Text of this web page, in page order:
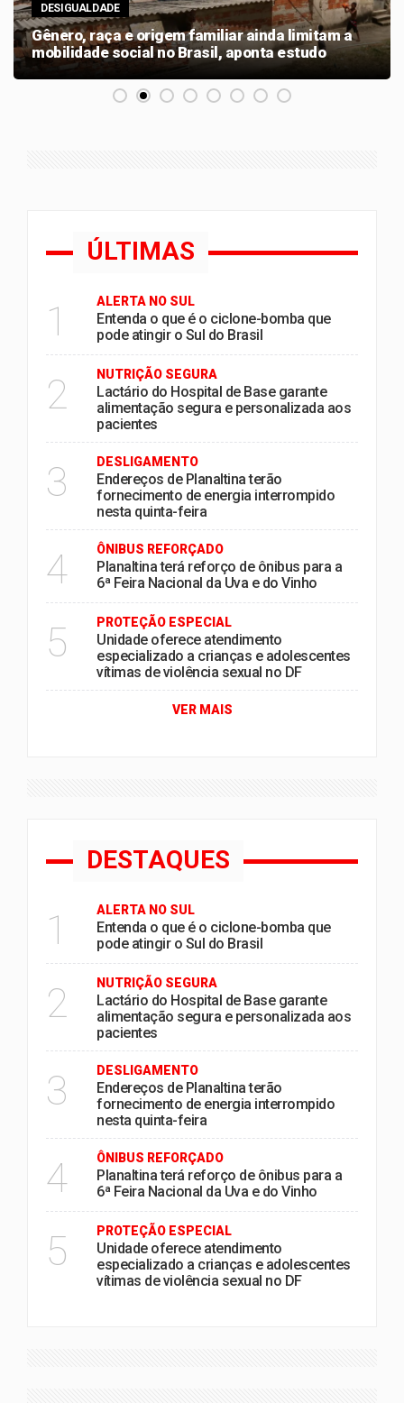
DESIGUALDADE
Gênero, raça e origem familiar ainda limitam a
mobilidade social no Brasil, aponta estudo
ÚLTIMAS
1 ALERTA NO SUL
Entenda o que é o ciclone-bomba que
pode atingir o Sul do Brasil
2 NUTRIÇÃO SEGURA
Lactário do Hospital de Base garante
alimentação segura e personalizada aos
pacientes
3 DESLIGAMENTO
Endereços de Planaltina terão
fornecimento de energia interrompido
nesta quinta-feira
4 ÔNIBUS REFORÇADO
Planaltina terá reforço de ônibus para a
6ª Feira Nacional da Uva e do Vinho
5 PROTEÇÃO ESPECIAL
Unidade oferece atendimento
especializado a crianças e adolescentes
vítimas de violência sexual no DF
VER MAIS
DESTAQUES
1 ALERTA NO SUL
Entenda o que é o ciclone-bomba que
pode atingir o Sul do Brasil
2 NUTRIÇÃO SEGURA
Lactário do Hospital de Base garante
alimentação segura e personalizada aos
pacientes
3 DESLIGAMENTO
Endereços de Planaltina terão
fornecimento de energia interrompido
nesta quinta-feira
4 ÔNIBUS REFORÇADO
Planaltina terá reforço de ônibus para a
6ª Feira Nacional da Uva e do Vinho
5 PROTEÇÃO ESPECIAL
Unidade oferece atendimento
especializado a crianças e adolescentes
vítimas de violência sexual no DF